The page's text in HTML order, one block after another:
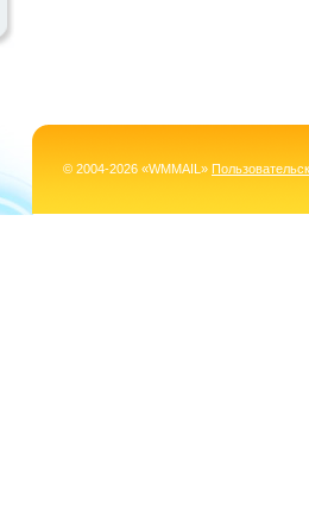
© 2004-2026 «WMMAIL»